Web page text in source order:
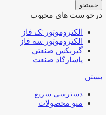
جستجو
درخواست های محبوب
الکتروموتور تک فاز
الکتروموتور سه فاز
گیربکس صنعتی
پاسارگاد صنعت
بستن
دسترسی سریع
منو محصولات